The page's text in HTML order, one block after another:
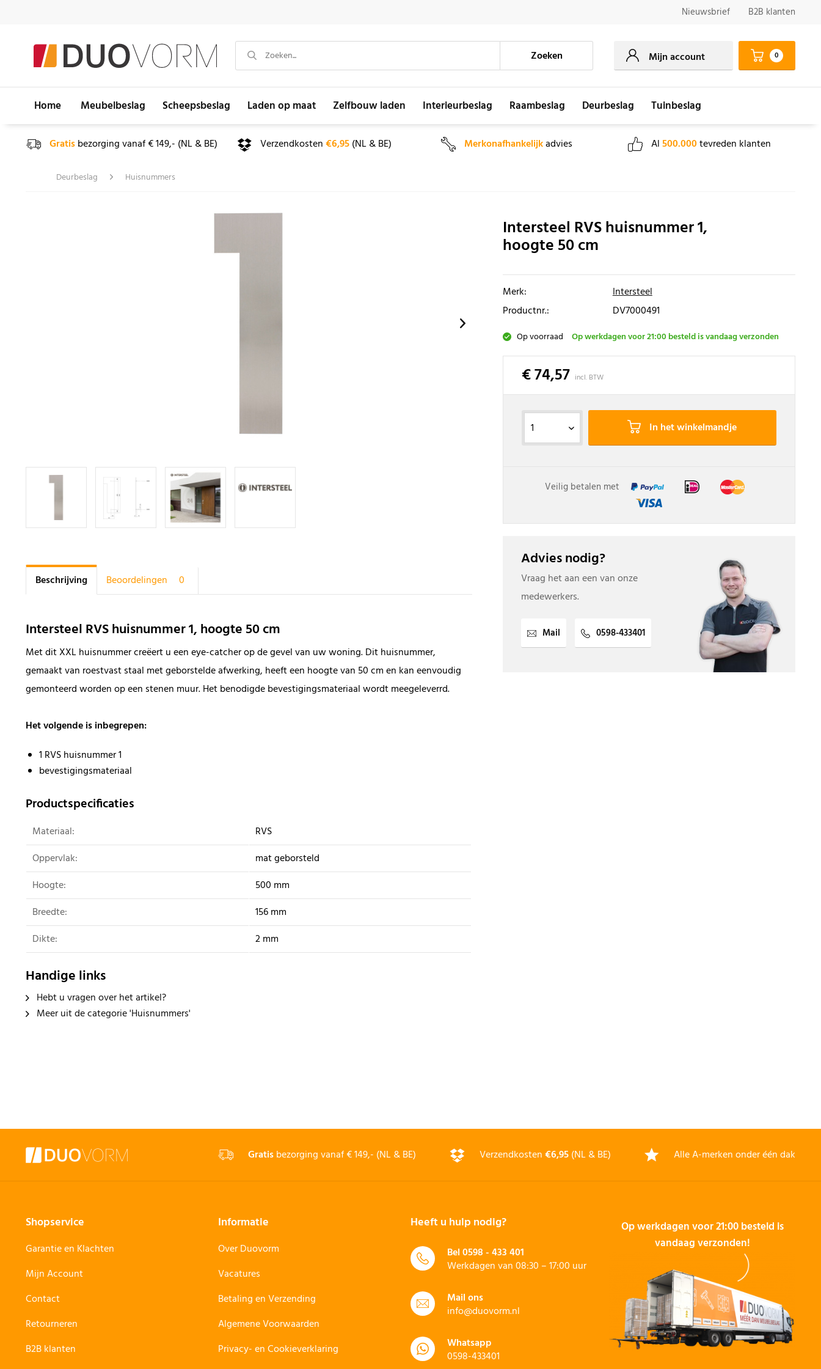
Nieuwsbrief B2B klanten
Zoeken Mijn account 0
Home Meubelbeslag Scheepsbeslag Laden op maat Zelfbouw laden Interieurbeslag Raambeslag Deurbeslag Tuinbeslag
Gratisbezorging vanaf € 149,- (NL & BE) Verzendkosten€6,95(NL & BE) Merkonafhankelijkadvies Al500.000tevreden klanten
Deurbeslag Huisnummers
Intersteel RVS huisnummer 1,
hoogte 50 cm
Beschrijving Beoordelingen 0
Intersteel RVS huisnummer 1, hoogte 50 cm
Met dit XXL huisnummer creëert u een eye-catcher op de gevel van uw woning. Dit huisnummer,
gemaakt van roestvast staal met geborstelde afwerking, heeft een hoogte van 50 cm en kan eenvoudig
gemonteerd worden op een stenen muur. Het benodigde bevestigingsmateriaal wordt meegeleverrd.
Het volgende is inbegrepen:
1 RVS huisnummer 1
bevestigingsmateriaal
Productspecificaties
Materiaal:
RVS
Oppervlak:
mat geborsteld
Hoogte:
500 mm
Breedte:
156 mm
Dikte:
2 mm
Handige links
Hebt u vragen over het artikel?
Meer uit de categorie 'Huisnummers'
Merk:
Intersteel
Productnr.:
DV7000491
Op voorraad Op werkdagen voor 21:00 besteld is vandaag verzonden
€ 74,57 incl. BTW
In het winkelmandje
Veilig betalen met
Advies nodig?
Vraag het aan een van onze
medewerkers.
Mail 0598-433401
Gratisbezorging vanaf € 149,- (NL & BE) Verzendkosten€6,95(NL & BE) Alle A-merken onder één dak
Shopservice
Garantie en Klachten
Mijn Account
Contact
Retourneren
B2B klanten
Informatie
Over Duovorm
Vacatures
Betaling en Verzending
Algemene Voorwaarden
Privacy- en Cookieverklaring
Heeft u hulp nodig?
Bel0598 - 433 401
Werkdagen van 08:30 – 17:00 uur
Mail ons
info@duovorm.nl
Whatsapp
0598-433401
Op werkdagen voor 21:00 besteld is
vandaag verzonden!